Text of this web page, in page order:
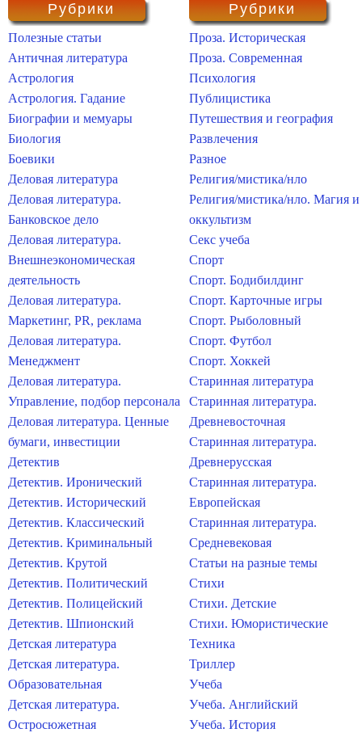
Рубрики
Полезные статьи
Античная литература
Астрология
Астрология. Гадание
Биографии и мемуары
Биология
Боевики
Деловая литература
Деловая литература.
Банковское дело
Деловая литература.
Внешнеэкономическая
деятельность
Деловая литература.
Маркетинг, PR, реклама
Деловая литература.
Менеджмент
Деловая литература.
Управление, подбор персонала
Деловая литература. Ценные
бумаги, инвестиции
Детектив
Детектив. Иронический
Детектив. Исторический
Детектив. Классический
Детектив. Криминальный
Детектив. Крутой
Детектив. Политический
Детектив. Полицейский
Детектив. Шпионский
Детская литература
Детская литература.
Образовательная
Детская литература.
Остросюжетная
Рубрики
Проза. Историческая
Проза. Современная
Психология
Публицистика
Путешествия и география
Развлечения
Разное
Религия/мистика/нло
Религия/мистика/нло. Магия и
оккультизм
Секс учеба
Спорт
Спорт. Бодибилдинг
Спорт. Карточные игры
Спорт. Рыболовный
Спорт. Футбол
Спорт. Хоккей
Старинная литература
Старинная литература.
Древневосточная
Старинная литература.
Древнерусская
Старинная литература.
Европейская
Старинная литература.
Средневековая
Статьи на разные темы
Стихи
Стихи. Детские
Стихи. Юмористические
Техника
Триллер
Учеба
Учеба. Английский
Учеба. История